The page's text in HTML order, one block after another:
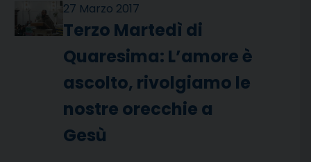
27 Marzo 2017
Terzo Martedì di
Quaresima: L’amore è
ascolto, rivolgiamo le
nostre orecchie a
Gesù